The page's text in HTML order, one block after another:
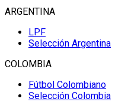
ARGENTINA
LPF
Selección Argentina
COLOMBIA
Fútbol Colombiano
Selección Colombia